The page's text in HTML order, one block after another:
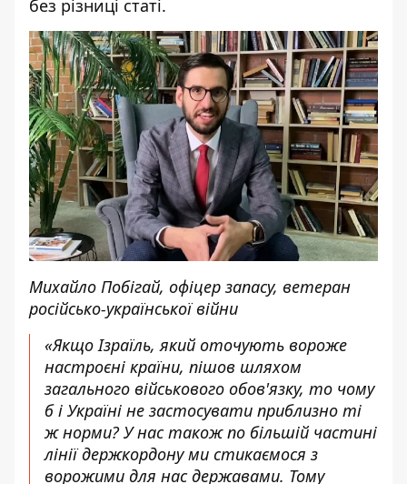
без різниці статі.
Михайло Побігай, офіцер запасу, ветеран
російсько-української війни
«Якщо Ізраїль, який оточують вороже
настроєні країни, пішов шляхом
загального військового обов'язку, то чому
б і Україні не застосувати приблизно ті
ж норми? У нас також по більшій частині
лінії держкордону ми стикаємося з
ворожими для нас державами. Тому